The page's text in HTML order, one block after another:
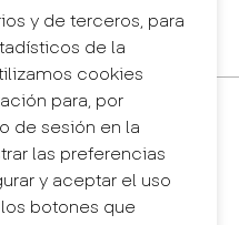
y de terceros, para
de la
cookies
para, por
de sesión en la
las preferencias
y aceptar el uso
botones que
(canal de